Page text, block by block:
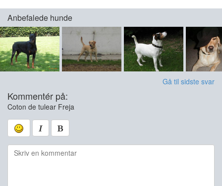
Anbefalede hunde
Gå til sidste svar
Kommentér på:
Coton de tulear Freja